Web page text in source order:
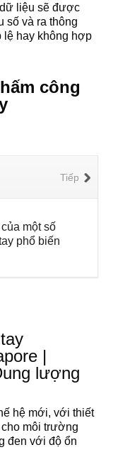
liệu sẽ được
số và ra thông
lệ hay không hợp
công
Tiếp
một số
phổ biến
|
lượng
hệ mới, với thiết
môi trường
đen với độ ổn